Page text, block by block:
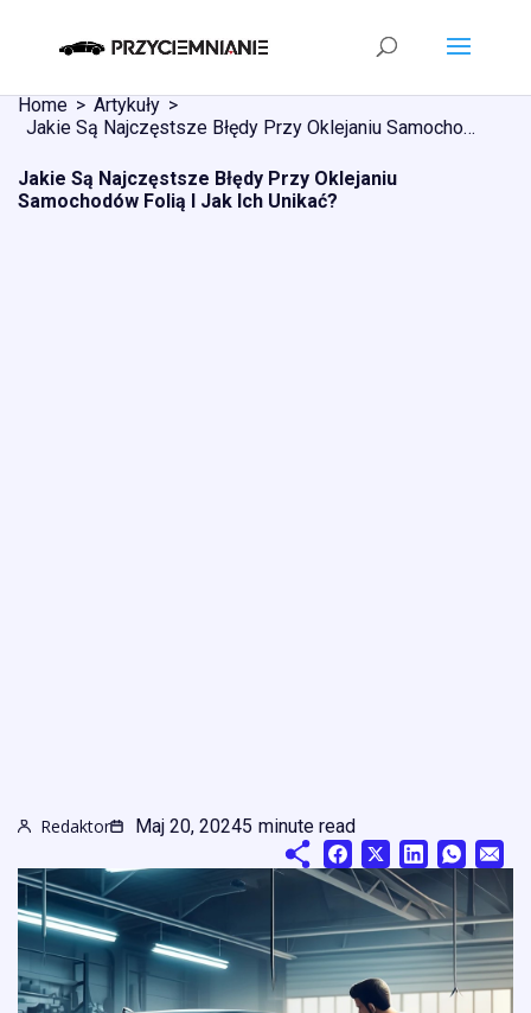
Home
Artykuły
Jakie Są Najczęstsze Błędy Przy Oklejaniu Samochodów Folią I Jak Ich Unikać?
Jakie Są Najczęstsze Błędy Przy Oklejaniu
Samochodów Folią I Jak Ich Unikać?
Redaktor Maj 20, 20245 minute read